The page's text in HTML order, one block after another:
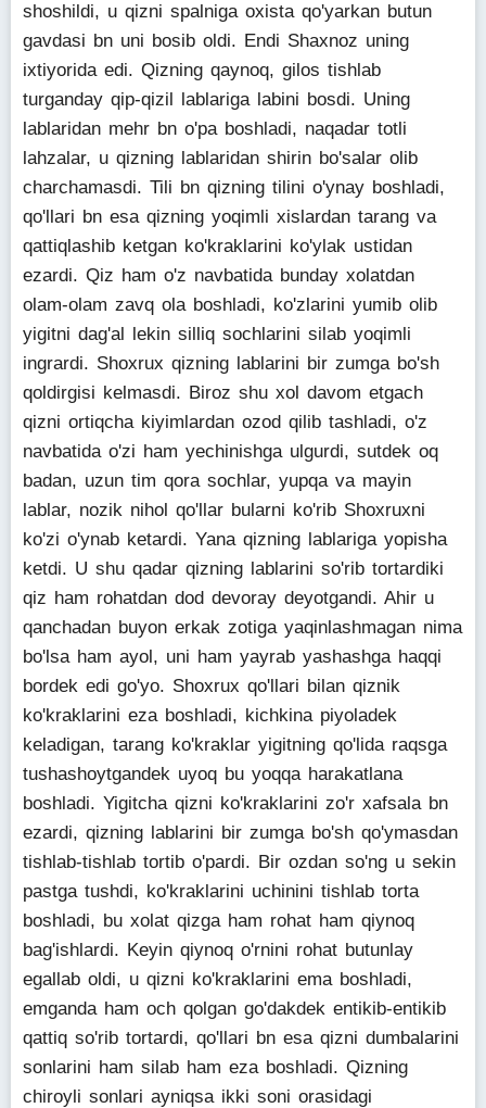
shoshildi, u qizni spalniga oxista qo'yarkan butun
gavdasi bn uni bosib oldi. Endi Shaxnoz uning
ixtiyorida edi. Qizning qaynoq, gilos tishlab
turganday qip-qizil lablariga labini bosdi. Uning
lablaridan mehr bn o'pa boshladi, naqadar totli
lahzalar, u qizning lablaridan shirin bo'salar olib
charchamasdi. Tili bn qizning tilini o'ynay boshladi,
qo'llari bn esa qizning yoqimli xislardan tarang va
qattiqlashib ketgan ko'kraklarini ko'ylak ustidan
ezardi. Qiz ham o'z navbatida bunday xolatdan
olam-olam zavq ola boshladi, ko'zlarini yumib olib
yigitni dag'al lekin silliq sochlarini silab yoqimli
ingrardi. Shoxrux qizning lablarini bir zumga bo'sh
qoldirgisi kelmasdi. Biroz shu xol davom etgach
qizni ortiqcha kiyimlardan ozod qilib tashladi, o'z
navbatida o'zi ham yechinishga ulgurdi, sutdek oq
badan, uzun tim qora sochlar, yupqa va mayin
lablar, nozik nihol qo'llar bularni ko'rib Shoxruxni
ko'zi o'ynab ketardi. Yana qizning lablariga yopisha
ketdi. U shu qadar qizning lablarini so'rib tortardiki
qiz ham rohatdan dod devoray deyotgandi. Ahir u
qanchadan buyon erkak zotiga yaqinlashmagan nima
bo'lsa ham ayol, uni ham yayrab yashashga haqqi
bordek edi go'yo. Shoxrux qo'llari bilan qiznik
ko'kraklarini eza boshladi, kichkina piyoladek
keladigan, tarang ko'kraklar yigitning qo'lida raqsga
tushashoytgandek uyoq bu yoqqa harakatlana
boshladi. Yigitcha qizni ko'kraklarini zo'r xafsala bn
ezardi, qizning lablarini bir zumga bo'sh qo'ymasdan
tishlab-tishlab tortib o'pardi. Bir ozdan so'ng u sekin
pastga tushdi, ko'kraklarini uchinini tishlab torta
boshladi, bu xolat qizga ham rohat ham qiynoq
bag'ishlardi. Keyin qiynoq o'rnini rohat butunlay
egallab oldi, u qizni ko'kraklarini ema boshladi,
emganda ham och qolgan go'dakdek entikib-entikib
qattiq so'rib tortardi, qo'llari bn esa qizni dumbalarini
sonlarini ham silab ham eza boshladi. Qizning
chiroyli sonlari ayniqsa ikki soni orasidagi